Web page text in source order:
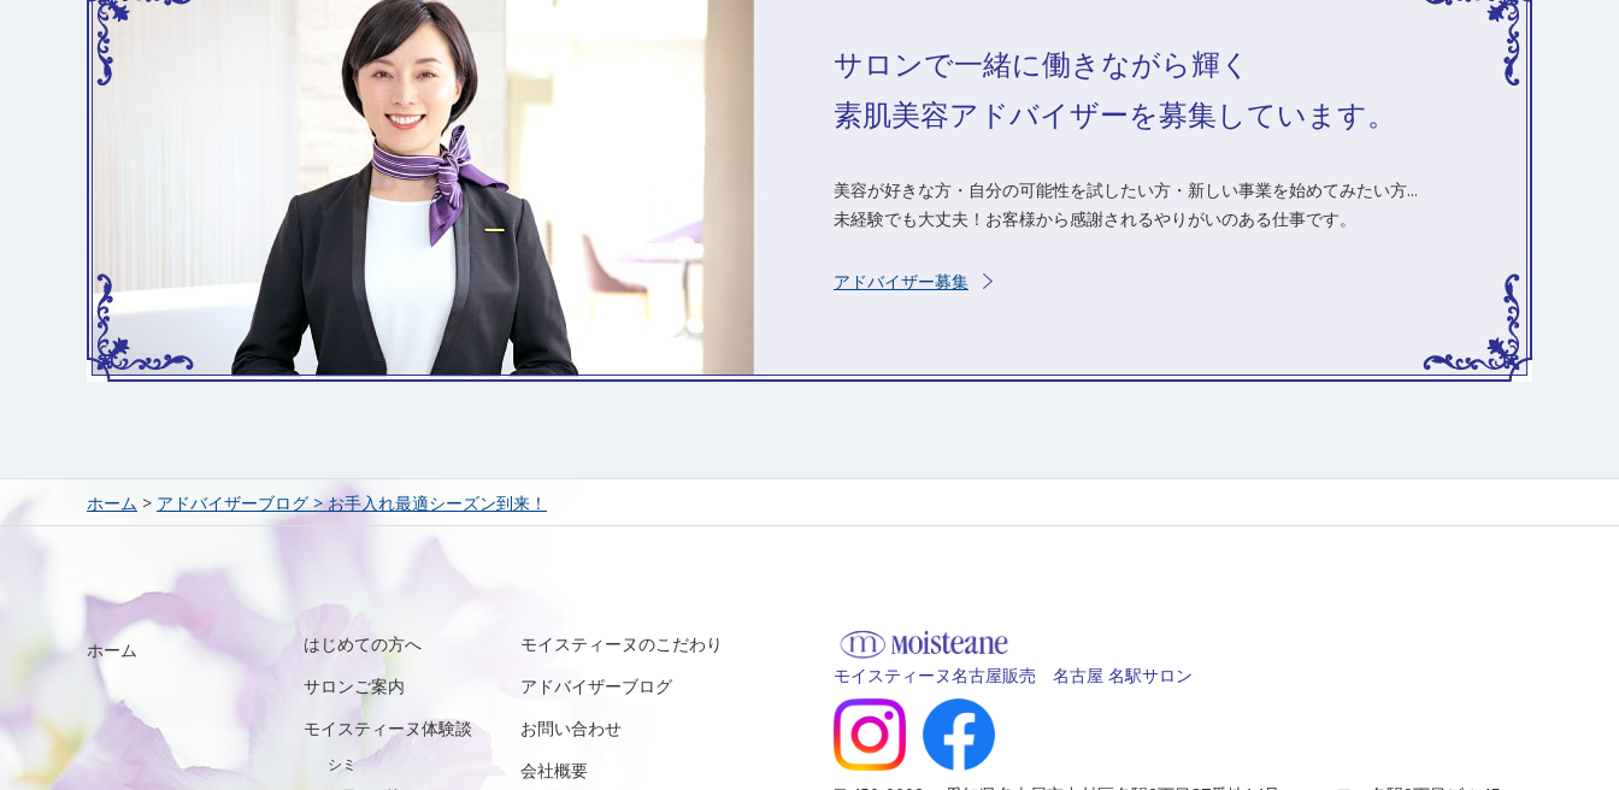
サロンで一緒に働きながら輝く
素肌美容アドバイザーを募集しています。
美容が好きな方・自分の可能性を試したい方・新しい事業を始めてみたい方...
未経験でも大丈夫！お客様から感謝されるやりがいのある仕事です。
アドバイザー募集
ホーム > アドバイザーブログ >お手入れ最適シーズン到来！
ホーム
はじめての方へ
サロンご案内
モイスティーヌ体験談
シミ
モイスティーヌのこだわり
アドバイザーブログ
お問い合わせ
会社概要
モイスティーヌ名古屋販売 名古屋 名駅サロン